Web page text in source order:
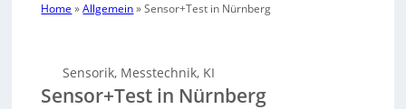
Home »Allgemein»Sensor+Test in Nürnberg
Sensorik, Messtechnik, KI
Sensor+Test in Nürnberg